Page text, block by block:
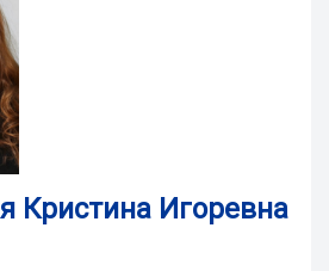
Кристина Игоревна